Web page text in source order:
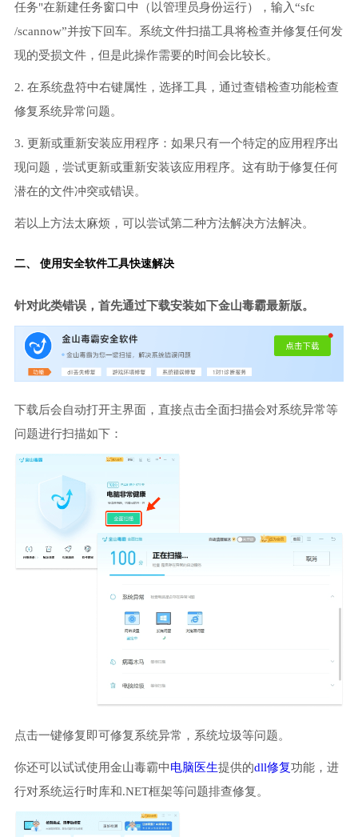
任务"在新建任务窗口中（以管理员身份运行），输入“sfc
/scannow”并按下回车。系统文件扫描工具将检查并修复任何发
现的受损文件，但是此操作需要的时间会比较长。
2. 在系统盘符中右键属性，选择工具，通过查错检查功能检查
修复系统异常问题。
3. 更新或重新安装应用程序：如果只有一个特定的应用程序出
现问题，尝试更新或重新安装该应用程序。这有助于修复任何
潜在的文件冲突或错误。
若以上方法太麻烦，可以尝试第二种方法解决方法解决。
二、 使用安全软件工具快速解决
针对此类错误，首先通过下载安装如下金山毒霸最新版。
下载后会自动打开主界面，直接点击全面扫描会对系统异常等
问题进行扫描如下：
点击一键修复即可修复系统异常，系统垃圾等问题。
你还可以试试使用金山毒霸中电脑医生提供的dll修复功能，进
行对系统运行时库和.NET框架等问题排查修复。